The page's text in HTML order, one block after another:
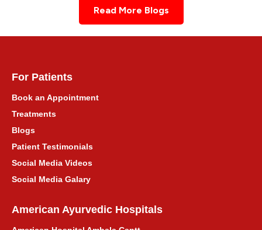
दिल्ली NCR के लिए आयुर्वेदिक इलाज परामर्श
Himachal Pradesh
हिमाचल प्रदेश के लिए आयुर्वेदिक उपचार परामर्श
Maharashtra
Read More Blogs
For Patients
Book an Appointment
Treatments
Blogs
Patient Testimonials
Social Media Videos
Social Media Galary
American Ayurvedic Hospitals